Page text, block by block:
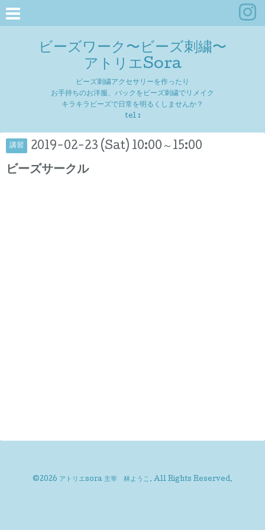
ビーズワーク〜ビーズ刺繍〜
アトリエSora
ビーズ刺繍アクセサリーを作ったり
お手持ちのお洋服、バックをビーズ刺繍でリメイク
キラキラビーズで日常を明るくしませんか？
tel :
講習 2019-02-23 (Sat) 10:00～15:00
ビーズサークル
©2026 アトリエsora 主宰 林ようこ . All Rights Reserved.